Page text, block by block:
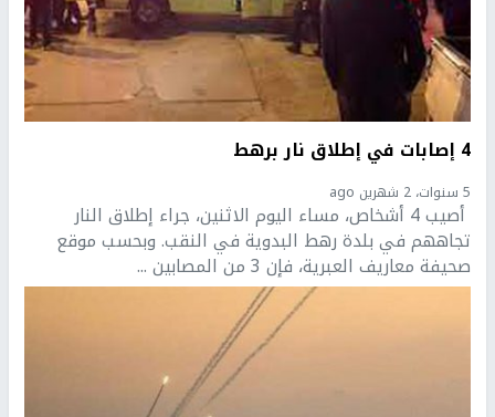
4 إصابات في إطلاق نار برهط
5 سنوات، 2 شهرين ago
أصيب 4 أشخاص، مساء اليوم الاثنين، جراء إطلاق النار
تجاههم في بلدة رهط البدوية في النقب. وبحسب موقع
صحيفة معاريف العبرية، فإن 3 من المصابين ...